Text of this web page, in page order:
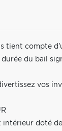
tient compte
du bail
vos
doté